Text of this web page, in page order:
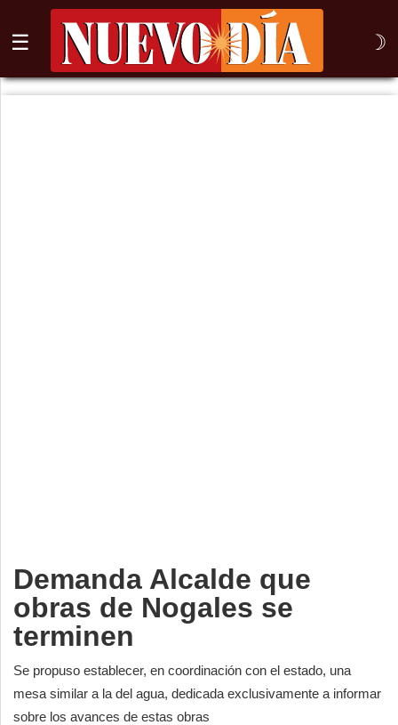
☰ ☽
⌕
Demanda Alcalde que
obras de Nogales se
terminen
Se propuso establecer, en coordinación con el estado, una
mesa similar a la del agua, dedicada exclusivamente a informar
sobre los avances de estas obras